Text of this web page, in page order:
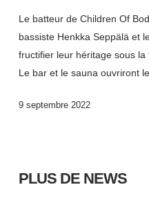
Le batteur de Children Of
bassiste Henkka Seppälä et
fructifier leur héritage sous la
Le bar et le sauna ouvriront
9 septembre 2022
PLUS DE NEWS